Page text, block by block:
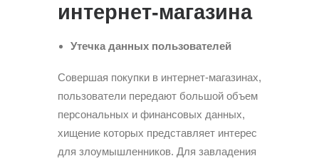
интернет-магазина
Утечка данных пользователей
Совершая покупки в интернет-магазинах,
пользователи передают большой объем
персональных и финансовых данных,
хищение которых представляет интерес
для злоумышленников. Для завладения